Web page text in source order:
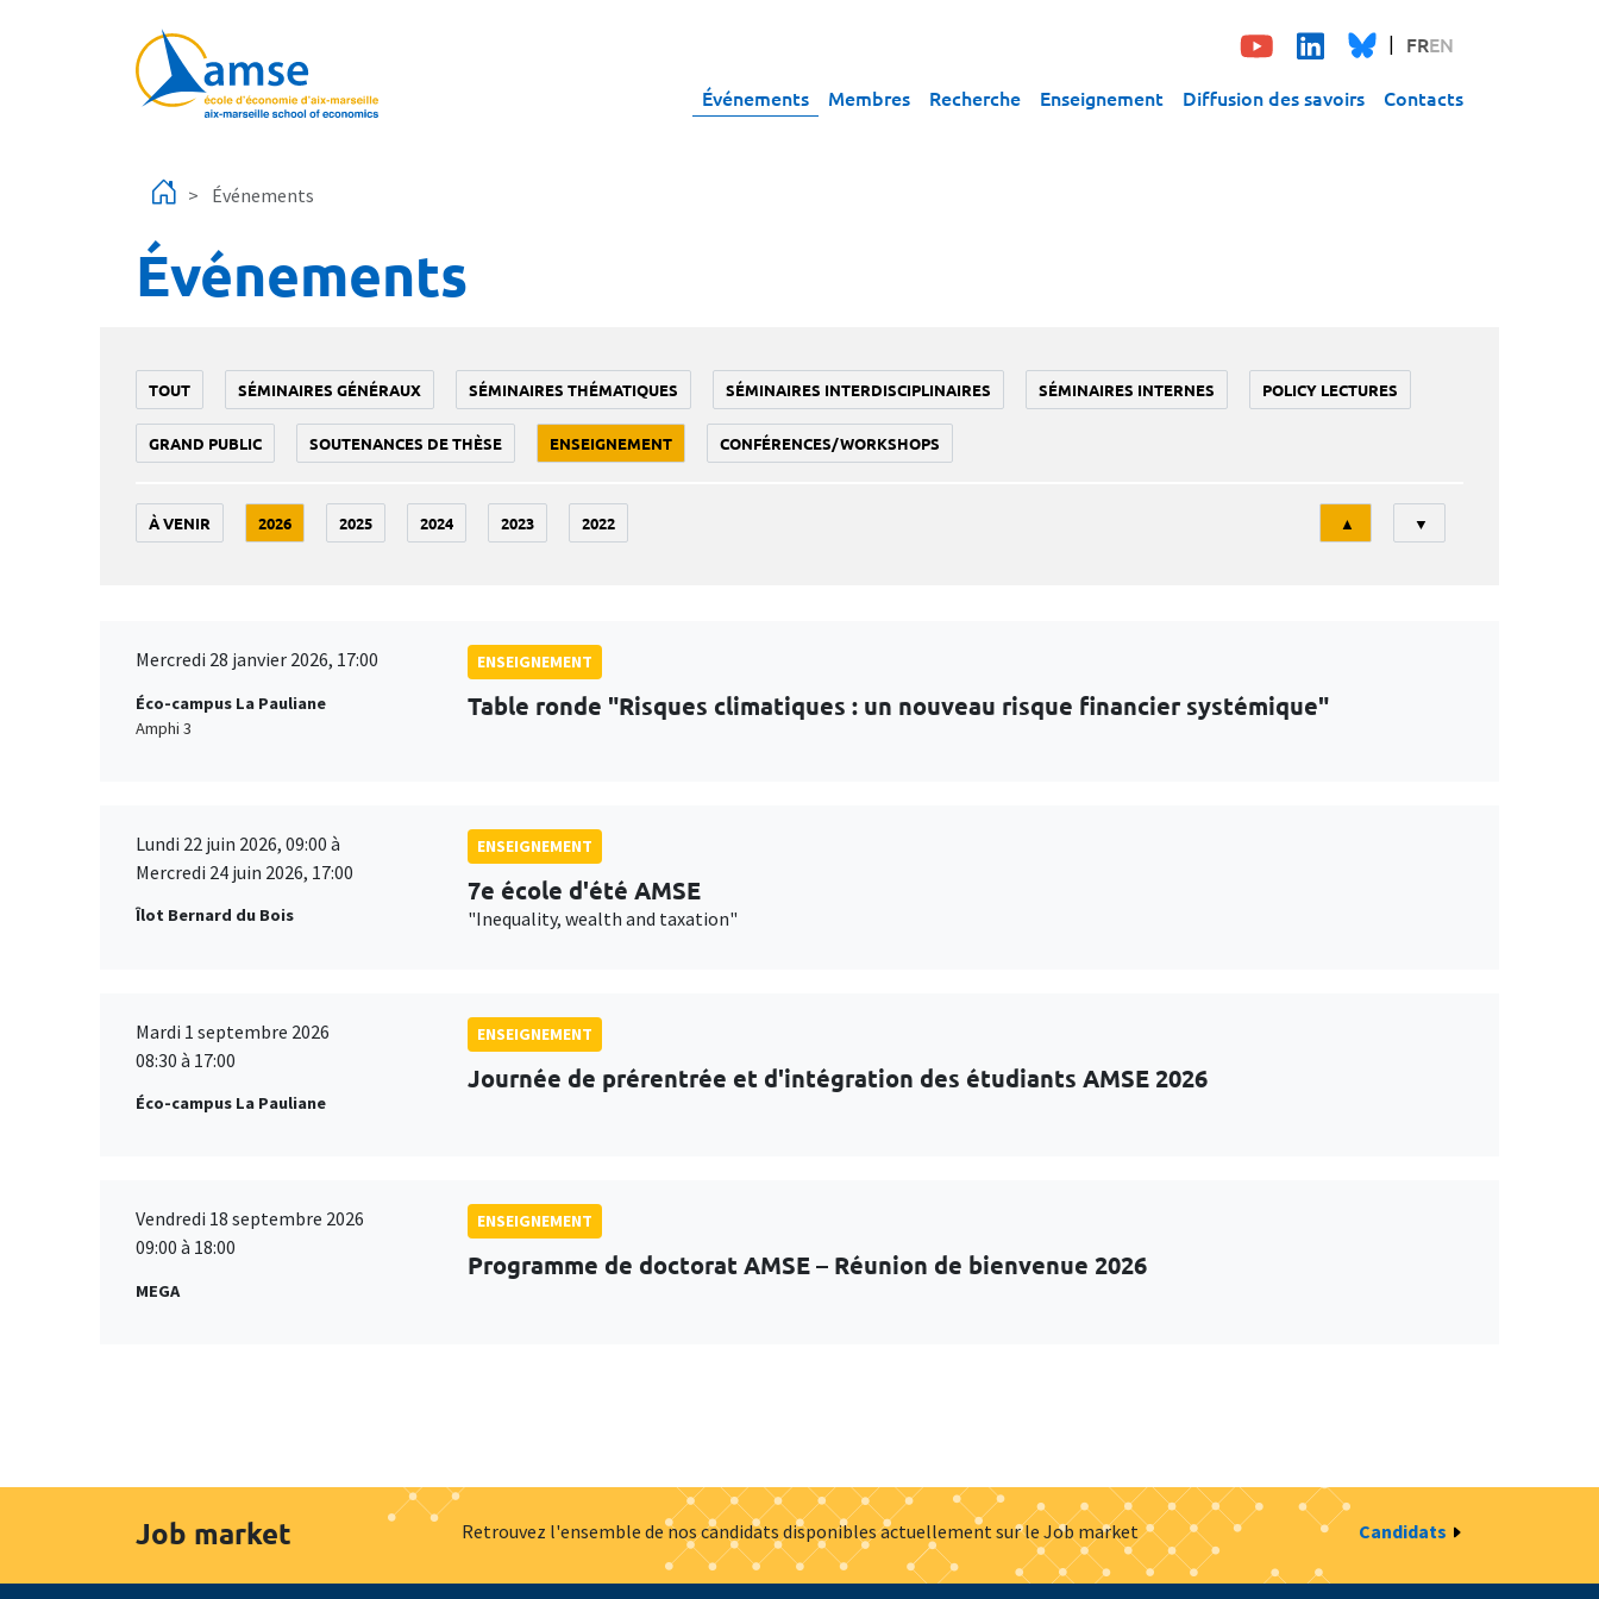
FREN
Événements Membres Recherche Enseignement Diffusion des savoirs Contacts
Événements
Événements
TOUT SÉMINAIRES GÉNÉRAUX SÉMINAIRES THÉMATIQUES SÉMINAIRES INTERDISCIPLINAIRES SÉMINAIRES INTERNES POLICY LECTURES
GRAND PUBLIC SOUTENANCES DE THÈSE ENSEIGNEMENT CONFÉRENCES/WORKSHOPS
À VENIR 2026 2025 2024 2023 2022
Tri
▲ ▼
Mercredi 28 janvier 2026, 17:00
Éco-campus La Pauliane
Amphi 3
ENSEIGNEMENT
Table ronde "Risques climatiques : un nouveau risque financier systémique"
Lundi 22 juin 2026, 09:00 à
Mercredi 24 juin 2026, 17:00
Îlot Bernard du Bois
ENSEIGNEMENT
7e école d'été AMSE
"Inequality, wealth and taxation"
Mardi 1 septembre 2026
08:30 à 17:00
Éco-campus La Pauliane
ENSEIGNEMENT
Journée de prérentrée et d'intégration des étudiants AMSE 2026
Vendredi 18 septembre 2026
09:00 à 18:00
MEGA
ENSEIGNEMENT
Programme de doctorat AMSE – Réunion de bienvenue 2026
Job market Retrouvez l'ensemble de nos candidats disponibles actuellement sur le Job market Candidats